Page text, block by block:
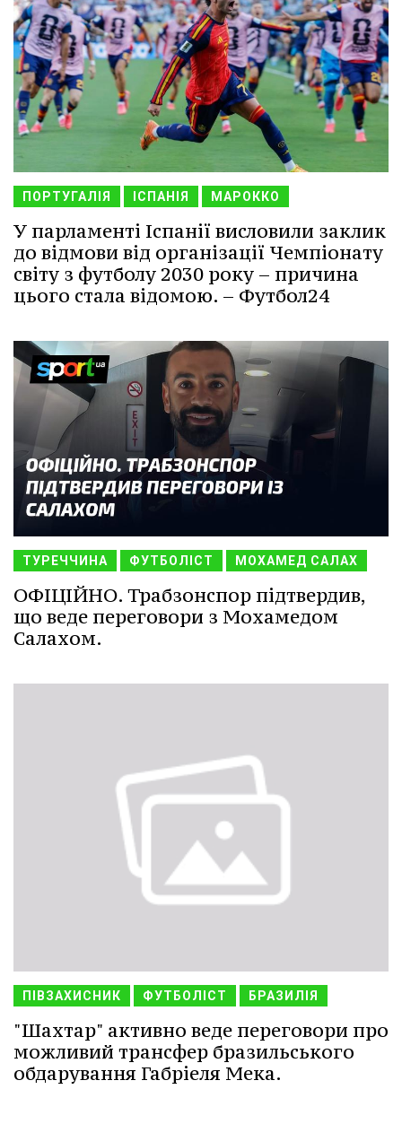
ПОРТУГАЛІЯ ІСПАНІЯ МАРОККО
У парламенті Іспанії висловили заклик
до відмови від організації Чемпіонату
світу з футболу 2030 року – причина
цього стала відомою. – Футбол24
ТУРЕЧЧИНА ФУТБОЛІСТ МОХАМЕД САЛАХ
ОФІЦІЙНО. Трабзонспор підтвердив,
що веде переговори з Мохамедом
Салахом.
ПІВЗАХИСНИК ФУТБОЛІСТ БРАЗИЛІЯ
"Шахтар" активно веде переговори про
можливий трансфер бразильського
обдарування Габріеля Мека.